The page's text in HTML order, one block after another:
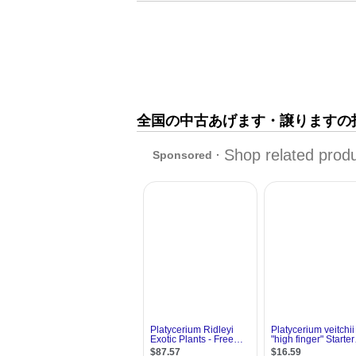
全国の中古あげます・譲りますの